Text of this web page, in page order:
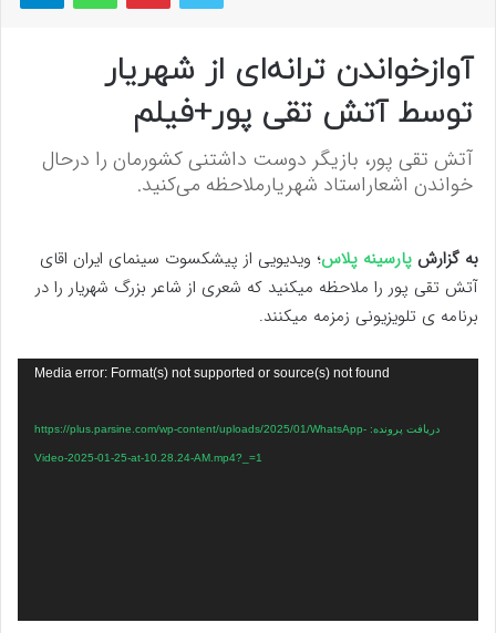
آوازخواندن ترانه‌ای از شهریار
توسط آتش تقی پور+فیلم
آتش تقی پور، بازیگر دوست داشتنی کشورمان را درحال
خواندن اشعاراستاد شهریارملاحظه می‌کنید.
به گزارش پارسینه پلاس؛ ویدیویی از پیشکسوت سینمای ایران اقای
آتش تقی پور را ملاحظه میکنید که شعری از شاعر بزرگ شهریار را در
برنامه ی تلویزیونی زمزمه میکنند.
Media error: Format(s) not supported or source(s) not found
دریافت پرونده: https://plus.parsine.com/wp-content/uploads/2025/01/WhatsApp-
Video-2025-01-25-at-10.28.24-AM.mp4?_=1